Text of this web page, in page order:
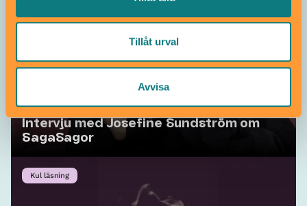
Tillåt urval
Avvisa
Intervju med Josefine Sundström om
SagaSagor
Kul läsning